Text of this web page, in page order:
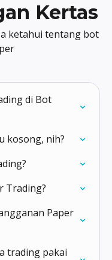
Kertas
ketahui tentang bot
di Bot
kosong, nih?
Trading?
Paper
trading pakai